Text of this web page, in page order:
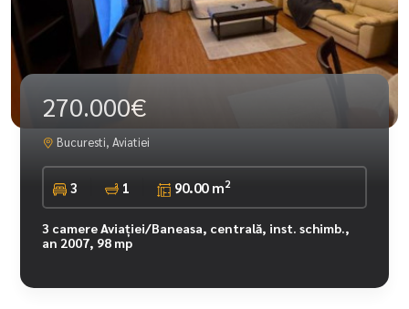
270.000€
Bucuresti, Aviatiei
3 1 90.00 m2
3 camere Aviației/Baneasa, centrală, inst. schimb.,
an 2007, 98 mp